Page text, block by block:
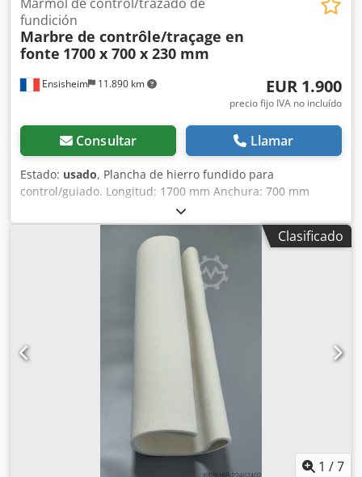
Ensisheim 11.890 km
fundición
Marbre de contrôle/traçage en
fonte 1700 x 700 x 230 mm
EUR 1.900
precio fijo IVA no incluído
Consultar Llamar
Estado: usado, Plancha de hierro fundido para
control/guiado. Longitud: 1700 mm Anchura: 700 mm
Grosor: 230 mm Altura sobre los apoyos: 940 mm Dsdpfx
Anezqzy Do Eokr Peso: 0,8 toneladas
Clasificado
1 /7